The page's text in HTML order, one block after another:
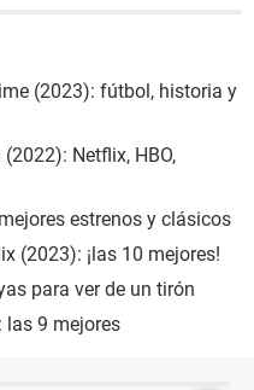
(2023): fútbol, historia y
Netflix, HBO,
estrenos y clásicos
(2023): ¡las 10 mejores!
para ver de un tirón
las 9 mejores